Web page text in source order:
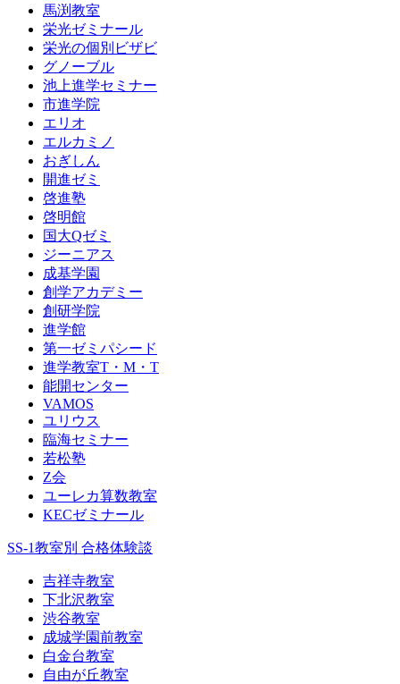
馬渕教室
栄光ゼミナール
栄光の個別ビザビ
グノーブル
池上進学セミナー
市進学院
エリオ
エルカミノ
おぎしん
開進ゼミ
啓進塾
啓明館
国大Qゼミ
ジーニアス
成基学園
創学アカデミー
創研学院
進学館
第一ゼミパシード
進学教室T・М・T
能開センター
VAMOS
ユリウス
臨海セミナー
若松塾
Z会
ユーレカ算数教室
KECゼミナール
SS-1教室別 合格体験談
吉祥寺教室
下北沢教室
渋谷教室
成城学園前教室
白金台教室
自由が丘教室